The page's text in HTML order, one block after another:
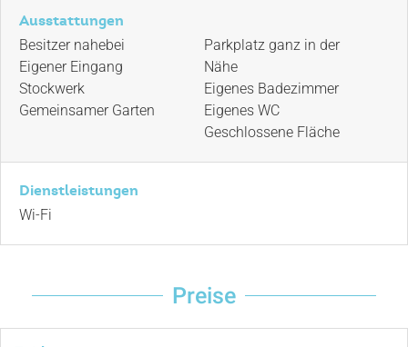
Ausstattungen
Besitzer nahebei
Eigener Eingang
Stockwerk
Gemeinsamer Garten
Parkplatz ganz in der
Nähe
Eigenes Badezimmer
Eigenes WC
Geschlossene Fläche
Dienstleistungen
Wi-Fi
Preise